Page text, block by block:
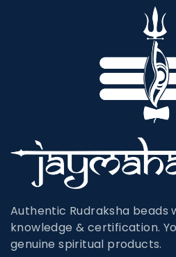
Authentic Rudraksha beads
knowledge & certification.
genuine spiritual products.